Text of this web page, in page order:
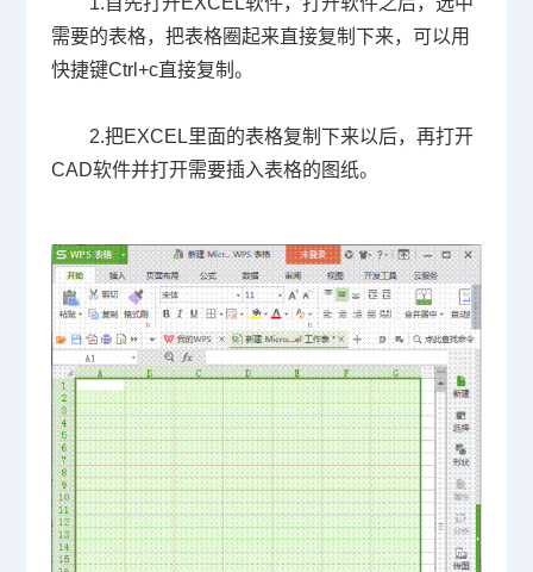
需要的表格，把表格圈起来直接复制下来，可以用
快捷键Ctrl+c直接复制。
2.把EXCEL里面的表格复制下来以后，再打开
CAD软件并打开需要插入表格的图纸。